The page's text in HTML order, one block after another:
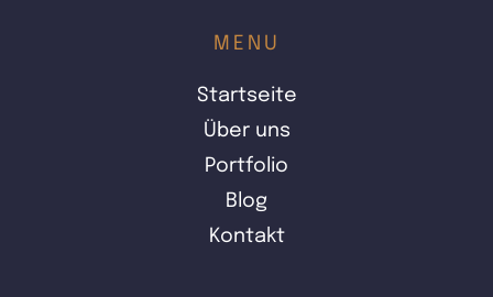
MENU
Startseite
Über uns
Portfolio
Blog
Kontakt